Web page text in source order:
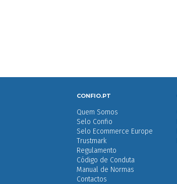
CONFIO.PT
Quem Somos
Selo Confio
Selo Ecommerce Europe
Trustmark
Regulamento
Código de Conduta
Manual de Normas
Contactos